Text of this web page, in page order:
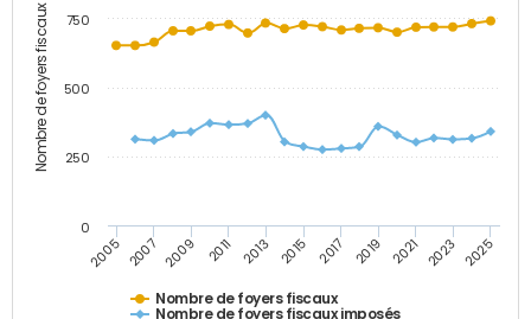
Nombre de foyers fiscaux
Nombre de foyers fiscaux
Nombre de foyers fiscaux imposés
2005 2007 2009 2011 2013 2015 2017 2019 2021 2023 2025
0
250
500
750